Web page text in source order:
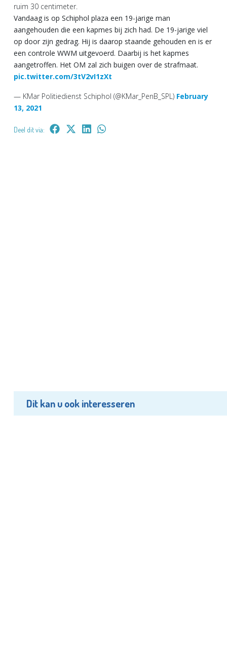
ruim 30 centimeter.
Vandaag is op Schiphol plaza een 19-jarige man
aangehouden die een kapmes bij zich had. De 19-jarige viel
op door zijn gedrag. Hij is daarop staande gehouden en is er
een controle WWM uitgevoerd. Daarbij is het kapmes
aangetroffen. Het OM zal zich buigen over de strafmaat.
pic.twitter.com/3tV2vI1zXt
— KMar Politiedienst Schiphol (@KMar_PenB_SPL) February
13, 2021
Deel dit via:
Dit kan u ook interesseren